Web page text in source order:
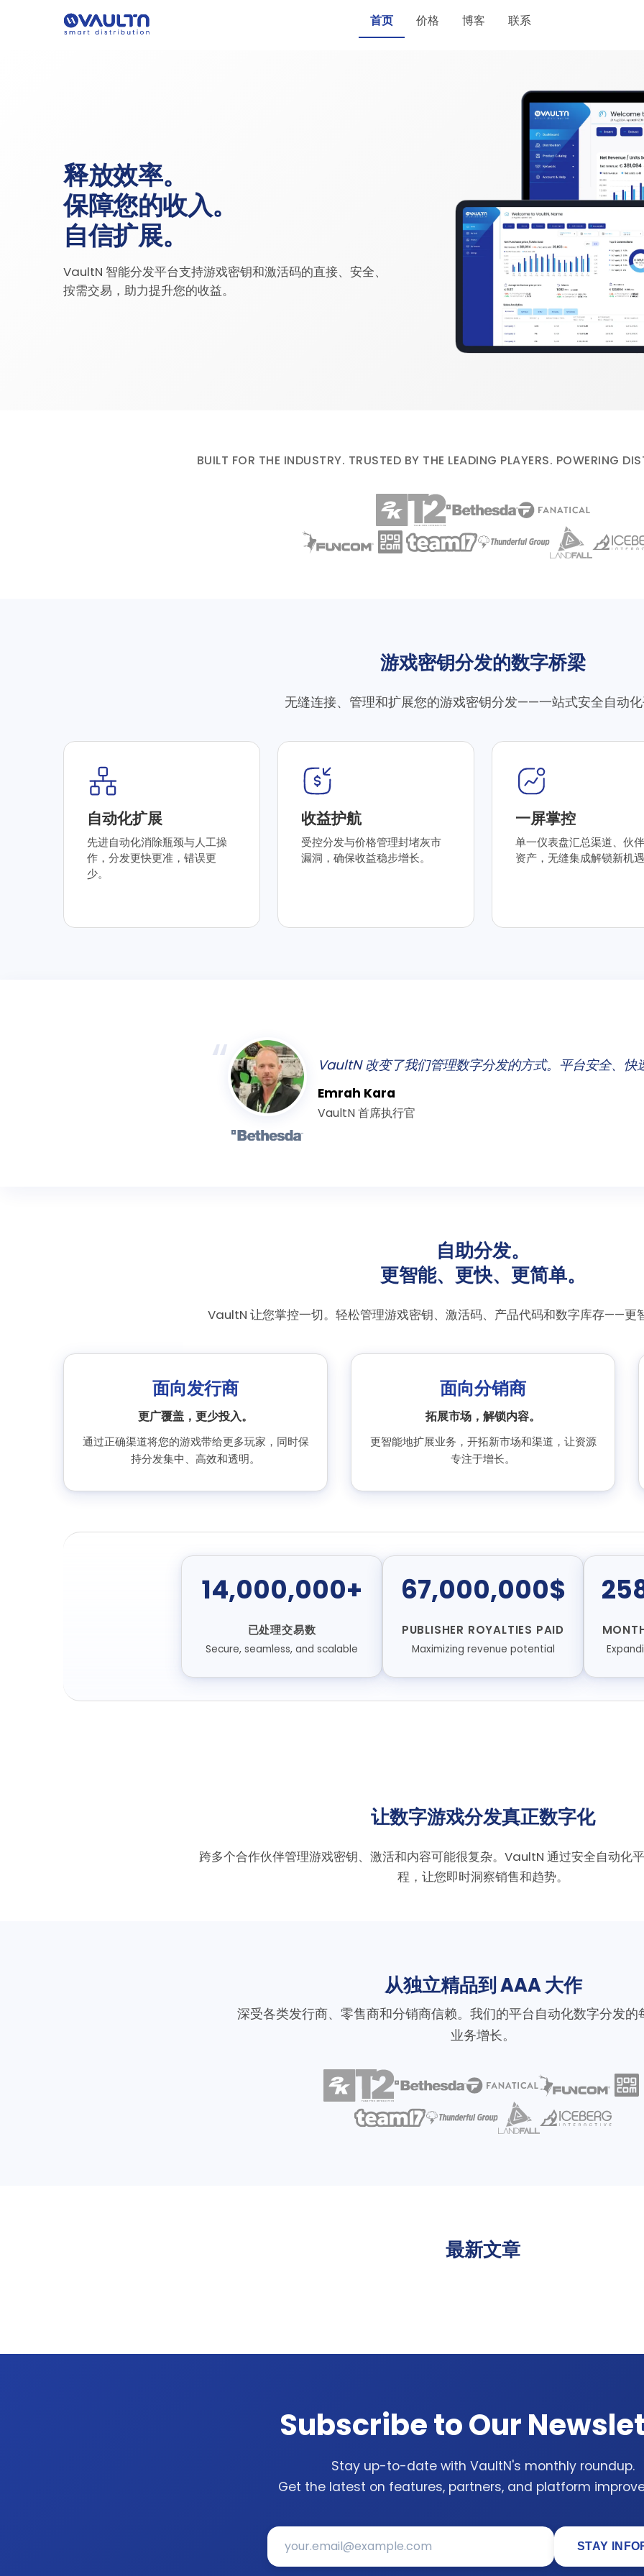
首页 价格 博客 联系
释放效率。
保障您的收入。
自信扩展。
VaultN 智能分发平台支持游戏密钥和激活码的直接、安全、
按需交易，助力提升您的收益。
BUILT FOR THE INDUSTRY. TRUSTED BY THE LEADING PLAYERS. POWERING
游戏密钥分发的数字桥梁
无缝连接、管理和扩展您的游戏密钥分发——一站式安全自动化
自动化扩展
先进自动化消除瓶颈与人工操
作，分发更快更准，错误更
少。
收益护航
受控分发与价格管理封堵灰市
漏洞，确保收益稳步增长。
一屏掌控
单一仪表盘汇总渠道、伙
资产，无缝集成解锁新机遇
VaultN 改变了我们管理数字分发的方式。平台安全、快
Emrah Kara
VaultN 首席执行官
自助分发。
更智能、更快、更简单。
VaultN 让您掌控一切。轻松管理游戏密钥、激活码、产品代码和数字库存——更
面向发行商
更广覆盖，更少投入。
通过正确渠道将您的游戏带给更多玩家，同时保
持分发集中、高效和透明。
面向分销商
拓展市场，解锁内容。
更智能地扩展业务，开拓新市场和渠道，让资源
专注于增长。
14,000,000+
已处理交易数
Secure, seamless, and scalable
67,000,000$
PUBLISHER ROYALTIES PAID
Maximizing revenue potential
让数字游戏分发真正数字化
跨多个合作伙伴管理游戏密钥、激活和内容可能很复杂。VaultN 通过安全自动化
程，让您即时洞察销售和趋势。
从独立精品到 AAA 大作
深受各类发行商、零售商和分销商信赖。我们的平台自动化数字分发的
业务增长。
最新文章
Subscribe to Our
Stay up-to-date with VaultN's monthly roundup.
Get the latest on features, partners, and platform
STAY